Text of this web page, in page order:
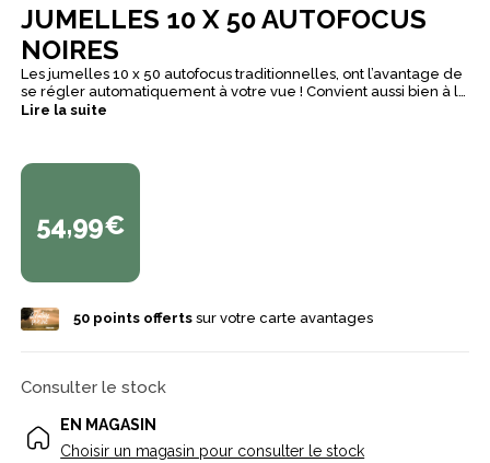
JUMELLES 10 X 50 AUTOFOCUS
NOIRES
Les jumelles 10 x 50 autofocus traditionnelles, ont l’avantage de
se régler automatiquement à votre vue ! Convient aussi bien à la
chasse qu’à l’observation. Optiques traitées multicouches pour
Lire la suite
54,99€
50points offertssur votre carte avantages
Consulter le stock
EN MAGASIN
Choisir un magasin pour consulter le stock